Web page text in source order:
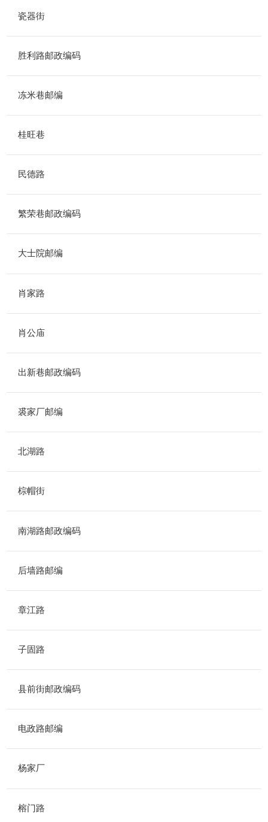
瓷器街
胜利路邮政编码
冻米巷邮编
桂旺巷
民德路
繁荣巷邮政编码
大士院邮编
肖家路
肖公庙
出新巷邮政编码
裘家厂邮编
北湖路
棕帽街
南湖路邮政编码
后墙路邮编
章江路
子固路
县前街邮政编码
电政路邮编
杨家厂
榕门路